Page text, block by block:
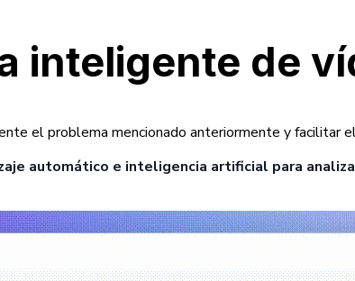
inteligente de
el problema mencionado anteriormente y facilitar
automático e inteligencia artificial para